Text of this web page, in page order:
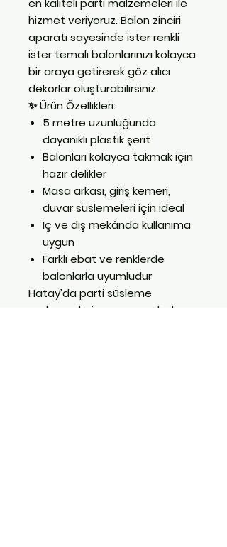
en kaliteliparti malzemeleriile
hizmet veriyoruz. Balon zinciri
aparatı sayesinde ister renkli
ister temalı balonlarınızı kolayca
bir araya getirerek göz alıcı
dekorlar oluşturabilirsiniz.
✨Ürün Özellikleri:
5 metre uzunluğunda
dayanıklı plastik şerit
Balonları kolayca takmak için
hazır delikler
Masa arkası, giriş kemeri,
duvar süslemeleri için ideal
İç ve dış mekânda kullanıma
uygun
Farklı ebat ve renklerde
balonlarla uyumludur
Hatay’da parti süsleme
malzemeleri arıyorsanız, balon